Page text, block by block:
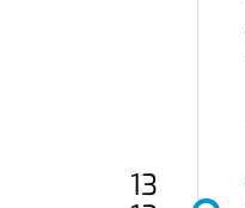
13